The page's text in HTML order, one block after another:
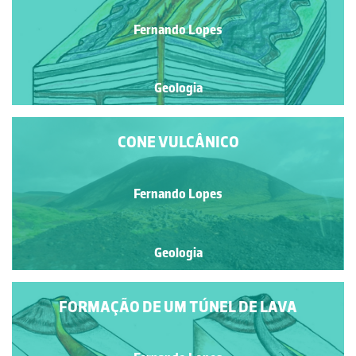
Fernando Lopes
Geologia
CONE VULCÂNICO
Fernando Lopes
Geologia
FORMAÇÃO DE UM TÚNEL DE LAVA